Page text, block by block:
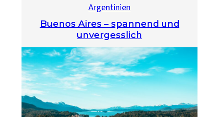
Argentinien
Buenos Aires – spannend und
unvergesslich